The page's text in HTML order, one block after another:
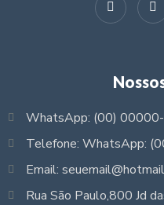
WhatsApp: (00)
Telefone: WhatsApp:
Email:
Rua São Paulo,800 Jd